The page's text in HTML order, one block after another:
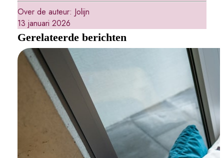
Over de auteur: Jolijn
13 januari 2026
Gerelateerde berichten